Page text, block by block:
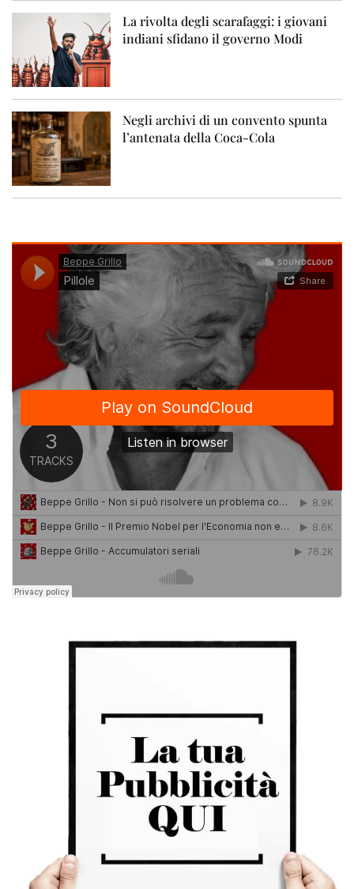
La rivolta degli scarafaggi: i giovani
indiani sfidano il governo Modi
Negli archivi di un convento spunta
l’antenata della Coca-Cola